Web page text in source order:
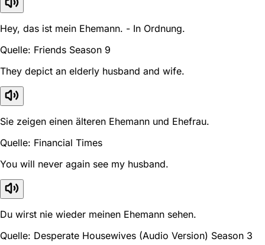
Hey, das ist mein Ehemann. - In Ordnung.
Quelle: Friends Season 9
They depict an elderly husband and wife.
Sie zeigen einen älteren Ehemann und Ehefrau.
Quelle: Financial Times
You will never again see my husband.
Du wirst nie wieder meinen Ehemann sehen.
Quelle: Desperate Housewives (Audio Version) Season 3